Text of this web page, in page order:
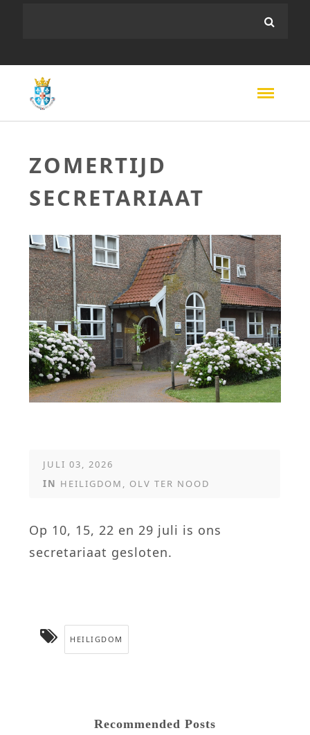
ZOMERTIJD
SECRETARIAAT
JULI 03, 2026
IN HEILIGDOM , OLV TER NOOD
Op 10, 15, 22 en 29 juli is ons
secretariaat gesloten.
HEILIGDOM
Recommended Posts